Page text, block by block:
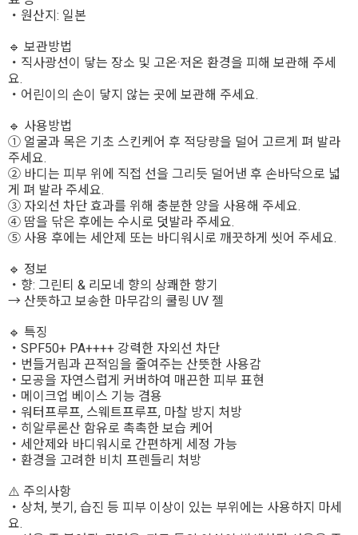
・원산지: 일본
🔹 보관방법
・직사광선이 닿는 장소 및 고온·저온 환경을 피해 보관해 주세
요.
・어린이의 손이 닿지 않는 곳에 보관해 주세요.
🔹 사용방법
① 얼굴과 목은 기초 스킨케어 후 적당량을 덜어 고르게 펴 발라
주세요.
② 바디는 피부 위에 직접 선을 그리듯 덜어낸 후 손바닥으로 넓
게 펴 발라 주세요.
③ 자외선 차단 효과를 위해 충분한 양을 사용해 주세요.
④ 땀을 닦은 후에는 수시로 덧발라 주세요.
⑤ 사용 후에는 세안제 또는 바디워시로 깨끗하게 씻어 주세요.
🔹 정보
・향: 그린티 & 리모네 향의 상쾌한 향기
→ 산뜻하고 보송한 마무감의 쿨링 UV 젤
🔹 특징
・SPF50+ PA++++ 강력한 자외선 차단
・번들거림과 끈적임을 줄여주는 산뜻한 사용감
・모공을 자연스럽게 커버하여 매끈한 피부 표현
・메이크업 베이스 기능 겸용
・워터프루프, 스웨트프루프, 마찰 방지 처방
・히알루론산 함유로 촉촉한 보습 케어
・세안제와 바디워시로 간편하게 세정 가능
・환경을 고려한 비치 프렌들리 처방
⚠️ 주의사항
・상처, 붓기, 습진 등 피부 이상이 있는 부위에는 사용하지 마세
요.